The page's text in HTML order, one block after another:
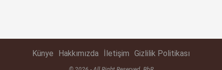
Künye Hakkımızda İletişim Gizlilik Politikası